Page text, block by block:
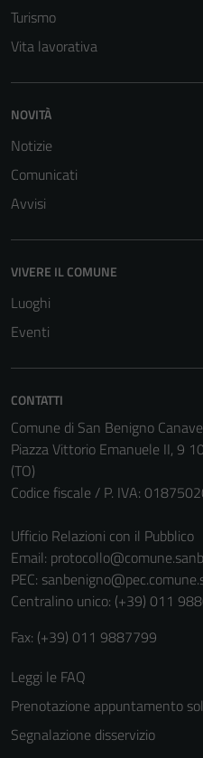
Turismo
Vita lavorativa
NOVITÀ
Notizie
Comunicati
Avvisi
VIVERE IL COMUNE
Luoghi
Eventi
CONTATTI
Comune di San Benigno
Piazza Vittorio Emanuele II, 9
(TO)
Codice fiscale / P. IVA:
Ufficio Relazioni con il Pubblico
Email:
PEC:
Centralino unico: (+39) 011
Fax: (+39) 011 9887799
Leggi le FAQ
Prenotazione appuntamento
Segnalazione disservizio